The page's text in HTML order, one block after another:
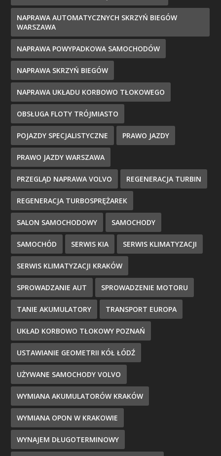
NAPRAWA AUTOMATYCZNYCH SKRZYŃ BIEGÓW
WARSZAWA
NAPRAWA POWYPADKOWA SAMOCHODÓW
NAPRAWA SKRZYŃ BIEGÓW
NAPRAWA UKŁADU KORBOWO TŁOKOWEGO
OBSŁUGA FLOTY TRÓJMIASTO
POJAZDY SPECJALISTYCZNE PRAWO JAZDY
PRAWO JAZDY WARSZAWA
PRZEGLĄD NAPRAWA VOLVO REGENERACJA TURBIN
REGENERACJA TURBOSPRĘŻAREK
SALON SAMOCHODOWY SAMOCHODY
SAMOCHÓD SERWIS KIA SERWIS KLIMATYZACJI
SERWIS KLIMATYZACJI KRAKÓW
SPROWADZANIE AUT SPROWADZENIE MOTORU
TANIE AKUMULATORY TRANSPORT EUROPA
UKŁAD KORBOWO TŁOKOWY POZNAŃ
USTAWIANIE GEOMETRII KÓŁ ŁÓDŹ
UŻYWANE SAMOCHODY VOLVO
WYMIANA AKUMULATORÓW KRAKÓW
WYMIANA OPON W KRAKOWIE
WYNAJEM DŁUGOTERMINOWY